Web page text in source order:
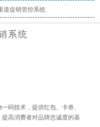
道促销管控系统
系统
码技术，提供红包、卡券、
高消费者对品牌忠诚度的基